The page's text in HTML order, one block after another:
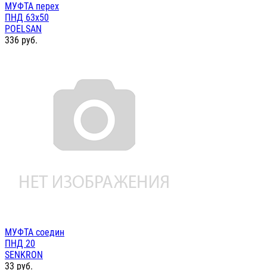
МУФТА перех
ПНД 63х50
POELSAN
336 руб.
МУФТА соедин
ПНД 20
SENKRON
33 руб.